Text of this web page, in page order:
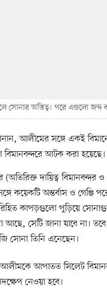
সোনার অস্তিত্ব। পরে এগুলো জব্দ
আলীমের সঙ্গে একই
বিমানবন্দরে আটক করা হয়েছে।
দায়িত্ব বিমানবন্দর
কয়েকটি অন্তর্বাস ও গেঞ্জি
কাপড়গুলো পুড়িয়ে
সেটি জানা যাবে না। তবে
সোনা তিনি এনেছেন।
আপাতত সিলেট
নেওয়া হবে।